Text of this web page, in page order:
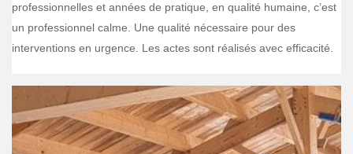
professionnelles et années de pratique, en qualité humaine, c’est
un professionnel calme. Une qualité nécessaire pour des
interventions en urgence. Les actes sont réalisés avec efficacité.